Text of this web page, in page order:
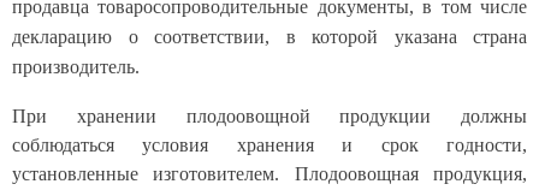
продавца товаросопроводительные документы, в том числе
декларацию о соответствии, в которой указана страна
производитель.
При хранении плодоовощной продукции должны
соблюдаться условия хранения и срок годности,
установленные изготовителем. Плодоовощная продукция,